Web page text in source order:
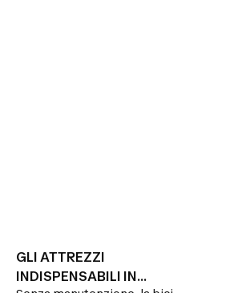
GLI ATTREZZI
INDISPENSABILI IN